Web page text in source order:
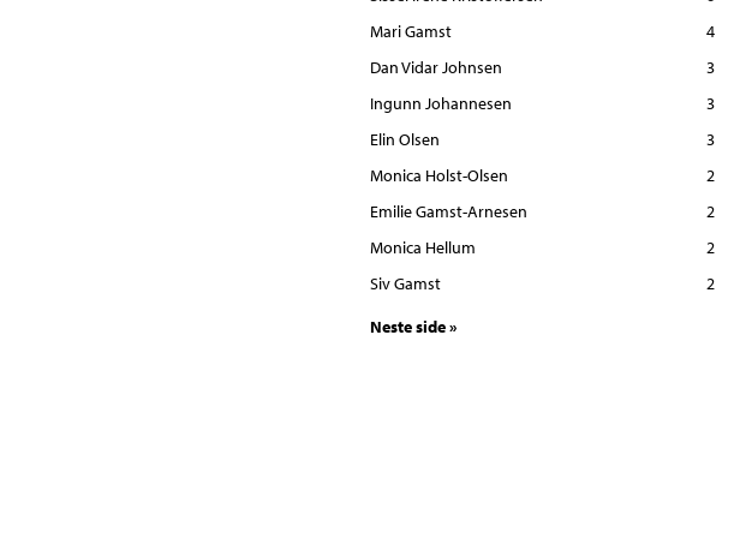
Mari Gamst
4
Dan Vidar Johnsen
3
Ingunn Johannesen
3
Elin Olsen
3
Monica Holst-Olsen
2
Emilie Gamst-Arnesen
2
Monica Hellum
2
Siv Gamst
2
Neste side »